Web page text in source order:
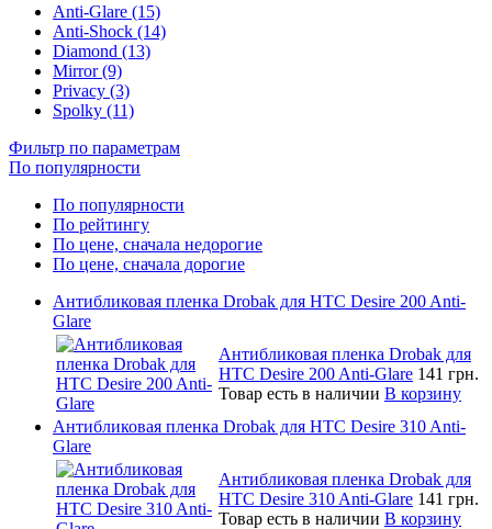
Anti-Glare (15)
Anti-Shock (14)
Diamond (13)
Mirror (9)
Privacy (3)
Spolky (11)
Фильтр по параметрам
По популярности
По популярности
По рейтингу
По цене, сначала недорогие
По цене, сначала дорогие
Антибликовая пленка Drobak для HTC Desire 200 Anti-
Glare
Антибликовая пленка Drobak для
HTC Desire 200 Anti-Glare 141 грн.
Товар есть в наличии В корзину
Антибликовая пленка Drobak для HTC Desire 310 Anti-
Glare
Антибликовая пленка Drobak для
HTC Desire 310 Anti-Glare 141 грн.
Товар есть в наличии В корзину